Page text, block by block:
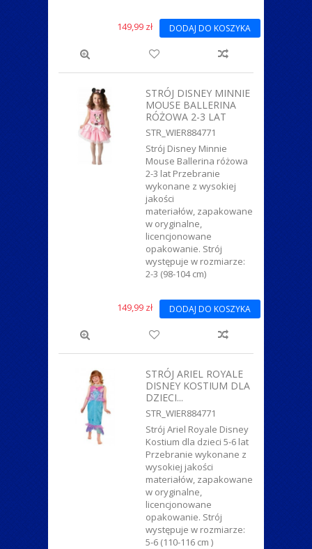
149,99 zł DODAJ DO KOSZYKA
STRÓJ DISNEY MINNIE
MOUSE BALLERINA
RÓŻOWA 2-3 LAT
STR_WIER884771
Strój Disney Minnie
Mouse Ballerina różowa
2-3 lat Przebranie
wykonane z wysokiej
jakości
materiałów, zapakowane
w oryginalne,
licencjonowane
opakowanie. Strój
występuje w rozmiarze:
2-3 (98-104 cm)
149,99 zł DODAJ DO KOSZYKA
STRÓJ ARIEL ROYALE
DISNEY KOSTIUM DLA
DZIECI...
STR_WIER884771
Strój Ariel Royale Disney
Kostium dla dzieci 5-6 lat
Przebranie wykonane z
wysokiej jakości
materiałów, zapakowane
w oryginalne,
licencjonowane
opakowanie. Strój
występuje w rozmiarze:
5-6 (110-116 cm )